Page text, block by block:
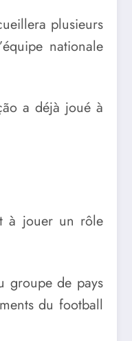
plusieurs
nationale
a déjà joué à
à jouer un rôle
groupe de pays
du football